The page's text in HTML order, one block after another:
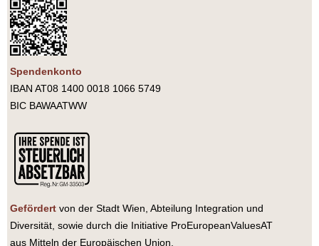
Spendenkonto
IBAN AT08 1400 0018 1066 5749
BIC BAWAATWW
Gefördert von der Stadt Wien, Abteilung Integration und
Diversität, sowie durch die Initiative ProEuropeanValuesAT
aus Mitteln der Europäischen Union.